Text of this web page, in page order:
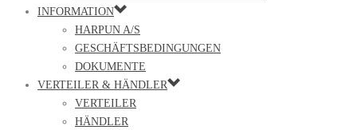
INFORMATION
HARPUN A/S
GESCHÄFTSBEDINGUNGEN
DOKUMENTE
VERTEILER & HÄNDLER
VERTEILER
HÄNDLER